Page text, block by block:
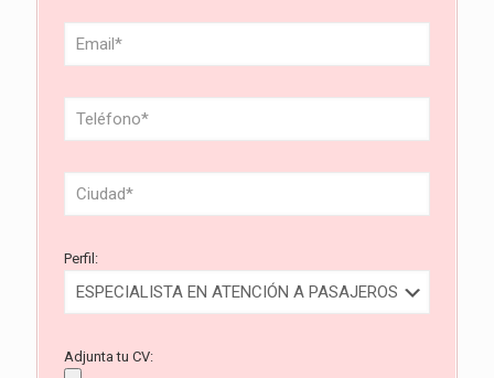
Perfil:
Adjunta tu CV: